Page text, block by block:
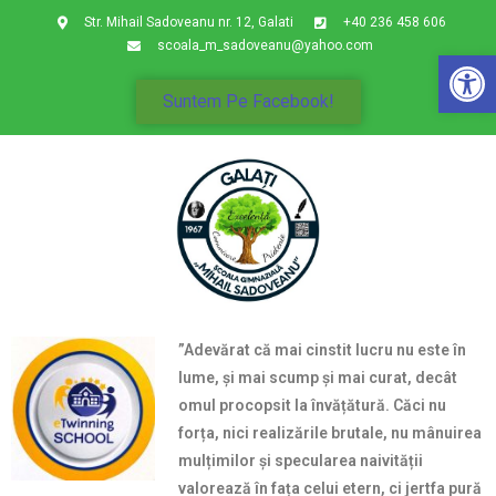
Suntem Pe Facebook!
Str. Mihail Sadoveanu nr. 12, Galati
+40 236 458 606
scoala_m_sadoveanu@yahoo.com
”Adevărat că mai cinstit lucru nu este în
lume, și mai scump și mai curat, decât
omul procopsit la învățătură. Căci nu
forța, nici realizările brutale, nu mânuirea
mulțimilor și specularea naivității
valorează în fața celui etern, ci jertfa pură